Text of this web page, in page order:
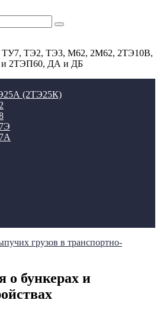
ТУ7, ТЭ2, ТЭ3, М62, 2М62, 2ТЭ10В,
2ТЭП60, ДА и ДБ
(2ТЭ25К)
грузов в транспортно-
о бункерах и